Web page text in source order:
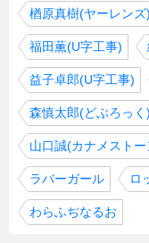
楢原真樹(ヤーレンズ)
福田薫(U字工事)
益子卓郎(U字工事)
森慎太郎(どぶろっく)
山口誠(カナメストー
ラバーガール ロ
わらふぢなるお